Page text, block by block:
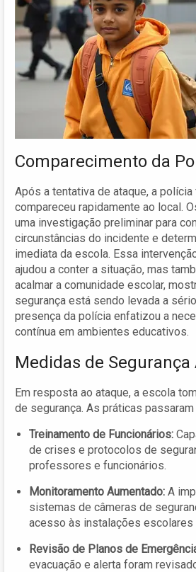
Comparecimento da
Após a tentativa de ataque, a
compareceu rapidamente ao local.
uma investigação preliminar para
circunstâncias do incidente e
imediata da escola. Essa
ajudou a conter a situação, mas
acalmar a comunidade escolar,
segurança está sendo levada a
presença da polícia enfatizou a
contínua em ambientes educativos.
Medidas de Segurança
Em resposta ao ataque, a escola
de segurança. As práticas passaram
Treinamento de Funcionários:
de crises e protocolos de
professores e funcionários.
Monitoramento Aumentado: A
sistemas de câmeras de
acesso às instalações
Revisão de Planos de
evacuação e alerta foram